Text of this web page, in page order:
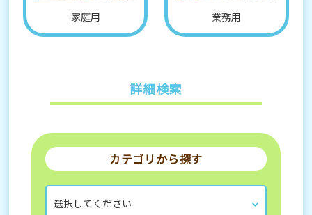
家庭用 業務用
詳細検索
カテゴリから探す